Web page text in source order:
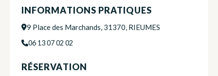
INFORMATIONS PRATIQUES
9 Place des Marchands, 31370, RIEUMES
06 13 07 02 02
RÉSERVATION